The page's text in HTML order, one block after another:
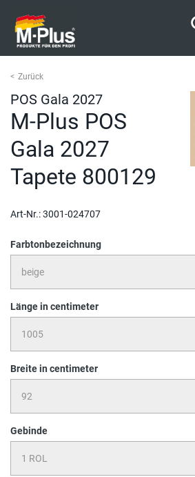
Inhalt
springen
Navigationsmenü
springen
Zurück
POS Gala 2027
M-Plus POS
Gala 2027
Tapete 800129
Art-Nr.:3001-024707
Farbtonbezeichnung
Länge in centimeter
Breite in centimeter
Gebinde